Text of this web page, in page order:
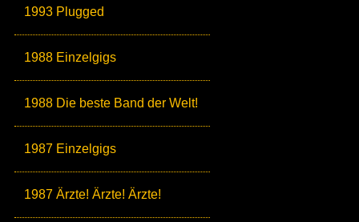
1993 Plugged
1988 Einzelgigs
1988 Die beste Band der Welt!
1987 Einzelgigs
1987 Ärzte! Ärzte! Ärzte!